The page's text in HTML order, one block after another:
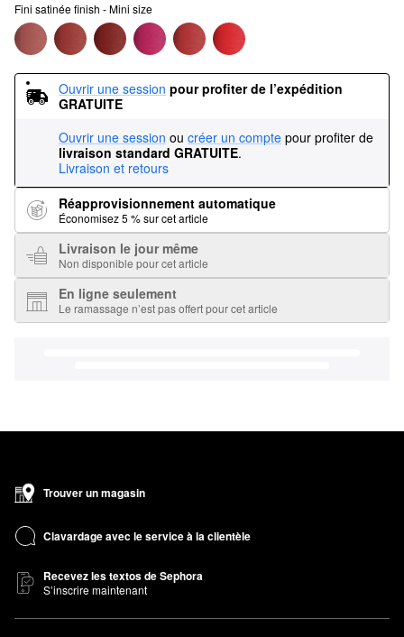
Fini satinée finish - Mini size
Ouvrir une session pour profiter de l’expédition
GRATUITE
Ouvrir une session ou créer un compte pour profiter de
livraison standard GRATUITE.
Livraison et retours
Réapprovisionnement automatique
Économisez 5 % sur cet article
Livraison le jour même
Non disponible pour cet article
En ligne seulement
Le ramassage n’est pas offert pour cet article
Trouver un magasin
Clavardage avec le service à la clientèle
Recevez les textos de Sephora
S’inscrire maintenant